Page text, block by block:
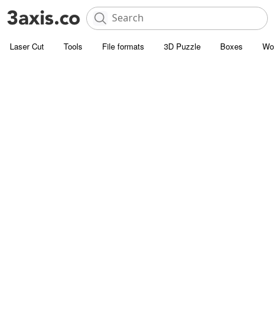
Laser Cut Tools File formats 3D Puzzle Boxes